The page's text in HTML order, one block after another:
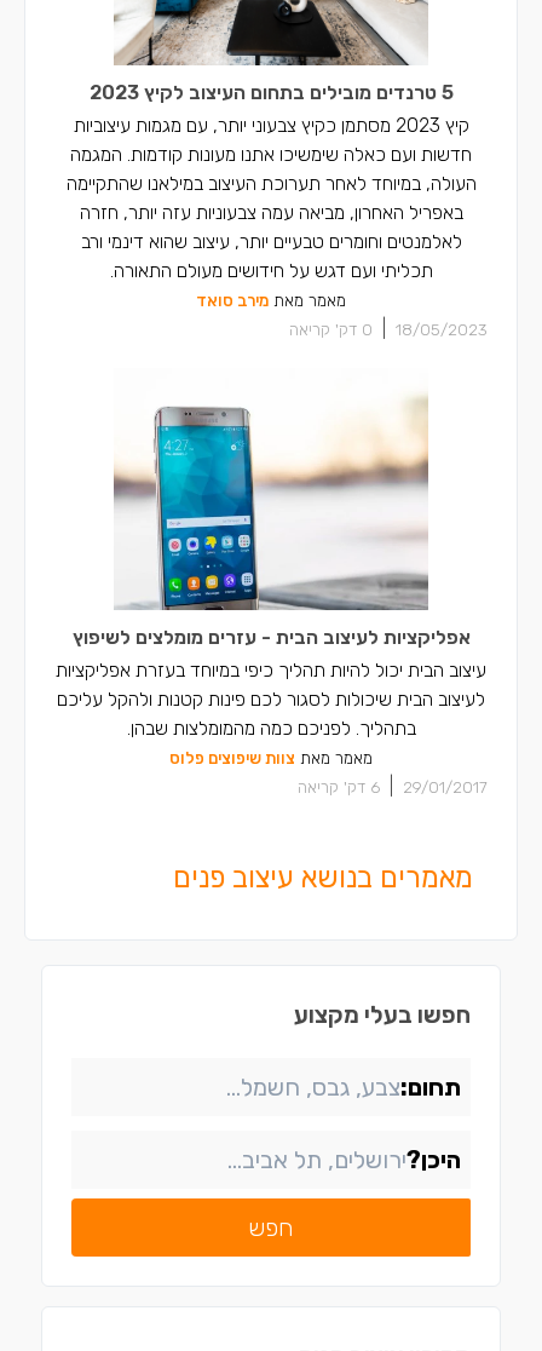
5 טרנדים מובילים בתחום העיצוב לקיץ 2023
קיץ 2023 מסתמן כקיץ צבעוני יותר, עם מגמות עיצוביות
חדשות ועם כאלה שימשיכו אתנו מעונות קודמות. המגמה
העולה, במיוחד לאחר תערוכת העיצוב במילאנו שהתקיימה
באפריל האחרון, מביאה עמה צבעוניות עזה יותר, חזרה
לאלמנטים וחומרים טבעיים יותר, עיצוב שהוא דינמי ורב
תכליתי ועם דגש על חידושים מעולם התאורה.
מאמר מאת מירב סואד
18/05/2023
0 דק' קריאה
אפליקציות לעיצוב הבית - עזרים מומלצים לשיפוץ
עיצוב הבית יכול להיות תהליך כיפי במיוחד בעזרת אפליקציות
לעיצוב הבית שיכולות לסגור לכם פינות קטנות ולהקל עליכם
בתהליך. לפניכם כמה מהמומלצות שבהן.
מאמר מאת צוות שיפוצים פלוס
29/01/2017
6 דק' קריאה
מאמרים בנושא עיצוב פנים
חפשו בעלי מקצוע
תחום:
היכן?
חפש